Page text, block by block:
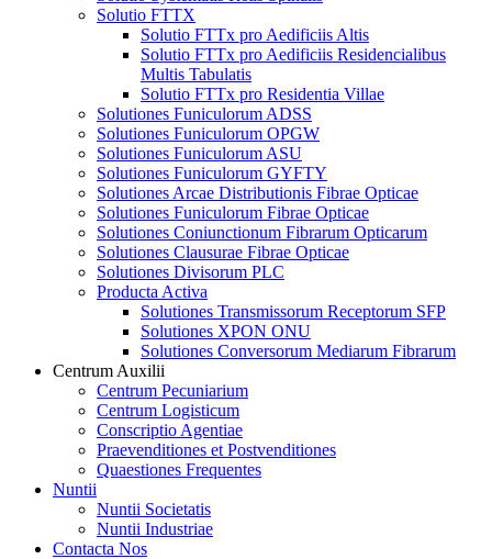
Solutio FTTX
Solutio FTTx pro Aedificiis Altis
Solutio FTTx pro Aedificiis Residencialibus
Multis Tabulatis
Solutio FTTx pro Residentia Villae
Solutiones Funiculorum ADSS
Solutiones Funiculorum OPGW
Solutiones Funiculorum ASU
Solutiones Funiculorum GYFTY
Solutiones Arcae Distributionis Fibrae Opticae
Solutiones Funiculorum Fibrae Opticae
Solutiones Coniunctionum Fibrarum Opticarum
Solutiones Clausurae Fibrae Opticae
Solutiones Divisorum PLC
Producta Activa
Solutiones Transmissorum Receptorum SFP
Solutiones XPON ONU
Solutiones Conversorum Mediarum Fibrarum
Centrum Auxilii
Centrum Pecuniarium
Centrum Logisticum
Conscriptio Agentiae
Praevenditiones et Postvenditiones
Quaestiones Frequentes
Nuntii
Nuntii Societatis
Nuntii Industriae
Contacta Nos